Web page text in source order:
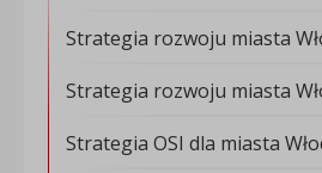
Strategia rozwoju miasta
Strategia rozwoju miasta
Strategia OSI dla miasta